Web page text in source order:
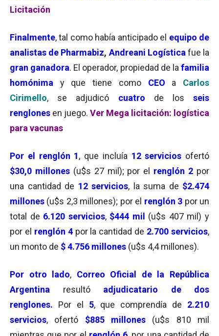
Licitación
Finalmente, tal como había anticipado el equipo de
analistas de Pharmabiz, Andreani Logística fue la
gran ganadora. El operador, propiedad de lafamilia
homónima
y que tiene como CEO a Carlos
Cirimello, se adjudicó cuatro de los seis
renglones en juego. Ver Mega licitación: logística
para vacunas
Por el renglón 1, que incluía 12 servicios ofertó
$30,0 millones (u$s 27 mil); por el renglón 2 por
una cantidad de 12 servicios, la suma de $2.474
millones (u$s 2,3 millones); por el renglón 3 por un
total de 6.120 servicios, $444 mil
(u$s 407 mil) y
por el renglón 4 por la cantidad de 2.700 servicios,
un monto de $ 4.756 millones (u$s 4,4 millones).
Por otro lado, Correo Oficial de la República
Argentina resultó adjudicatario de dos
renglones. Por el 5, que comprendía de 2.210
servicios, ofertó $885 millones (u$s 810 mil